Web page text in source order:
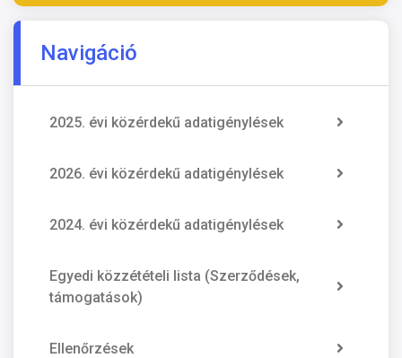
Navigáció
2025. évi közérdekű adatigénylések
2026. évi közérdekű adatigénylések
2024. évi közérdekű adatigénylések
Egyedi közzétételi lista (Szerződések,
támogatások)
Ellenőrzések